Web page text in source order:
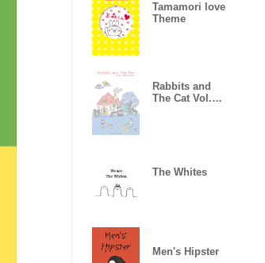
Tamamori love
Theme
Rabbits and
The Cat Vol.4
The Whites
Men's Hipster